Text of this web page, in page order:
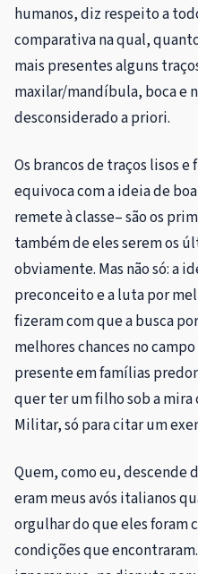
humanos, diz respeito a
comparativa na qual,
mais presentes alguns
maxilar/mandíbula, boca e
desconsiderado a priori.
Os brancos de traços lisos e
equivoca com a ideia de
remete à classe– são os
também de eles serem os
obviamente. Mas não só: a
preconceito e a luta por
fizeram com que a busca
melhores chances no
presente em famílias
quer ter um filho sob a
Militar, só para citar um
Quem, como eu, descende
eram meus avós italianos
orgulhar do que eles foram
condições que